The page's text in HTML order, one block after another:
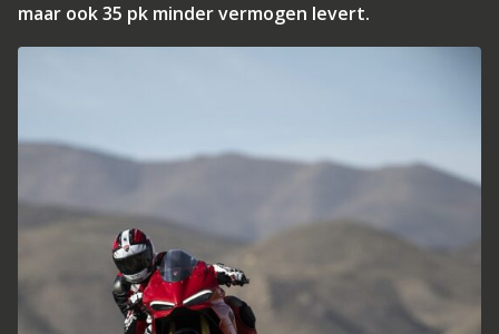
maar ook 35 pk minder vermogen levert.